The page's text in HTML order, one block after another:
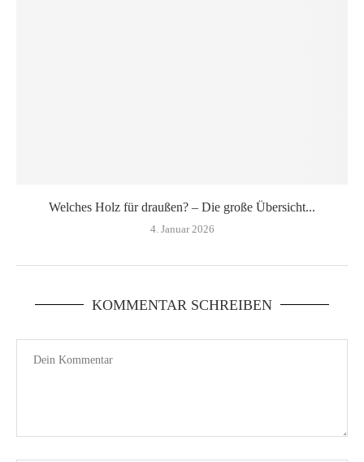
Welches Holz für draußen? – Die große Übersicht...
4. Januar 2026
KOMMENTAR SCHREIBEN